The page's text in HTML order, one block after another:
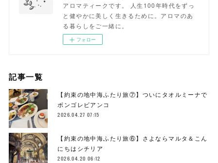
アロマティークです。 人生100年時代をずっ
と健やかに美しく生きるために。アロマのあ
る暮らしをご一緒に。
フォロー
記事一覧
【約束の地中海ふたり旅⑦】ついにタオルミーナで
ボンゴレビアンコ
2026.04.27 07:15
【約束の地中海ふたり旅⑥】さよならマルタ＆こん
にちはシチリア
2026.04.20 06:12